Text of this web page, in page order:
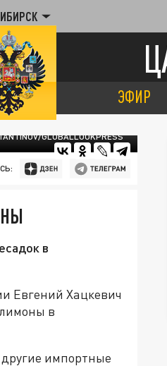
ЭФИР
GLOBALLOOKPRESS
в
Евгений Хацкевич
в
импортные